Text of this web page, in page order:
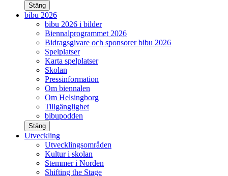
Stäng
bibu 2026
bibu 2026 i bilder
Biennalprogrammet 2026
Bidragsgivare och sponsorer bibu 2026
Spelplatser
Karta spelplatser
Skolan
Pressinformation
Om biennalen
Om Helsingborg
Tillgänglighet
bibupodden
Stäng
Utveckling
Utvecklingsområden
Kultur i skolan
Stemmer i Norden
Shifting the Stage